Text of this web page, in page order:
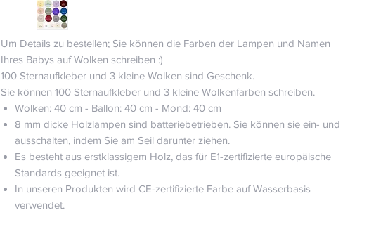
Um Details zu bestellen; Sie können die Farben der Lampen und Namen
Ihres Babys auf Wolken schreiben :)
100 Sternaufkleber und 3 kleine Wolken sind Geschenk.
Sie können 100 Sternaufkleber und 3 kleine Wolkenfarben schreiben.
Wolken: 40 cm - Ballon: 40 cm - Mond: 40 cm
8 mm dicke Holzlampen sind batteriebetrieben. Sie können sie ein- und
ausschalten, indem Sie am Seil darunter ziehen.
Es besteht aus erstklassigem Holz, das für E1-zertifizierte europäische
Standards geeignet ist.
In unseren Produkten wird CE-zertifizierte Farbe auf Wasserbasis
verwendet.